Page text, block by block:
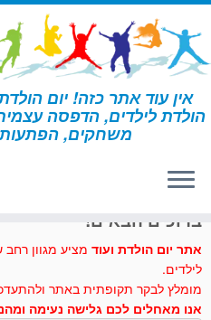
דלג
לתוכן
אין עוד אתר כזה! יום
הולדת לילדים, הדפסה
משחקים, דף הבית » תה
ברוכים הבאים!
אתר יום הולדת ועוד מציע מגוון רחב
לילדים.
מומלץ לבקר תקופתית באתר
אנו מאחלים לכם גלישה נעימה